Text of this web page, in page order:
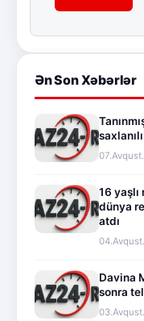
Ən Son Xəbərlər
16
dünya
atdı
Davina
sonra